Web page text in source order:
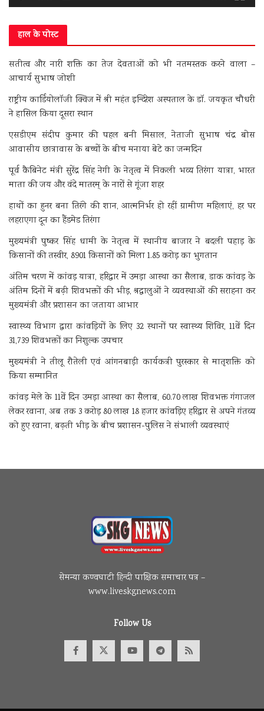
हाल के पोस्ट
सतीत्व और नारी शक्ति का तेज देवताओं को भी नतमस्तक करने वाला –
आचार्य सुभाष जोशी
राष्ट्रीय कार्डियोलॉजी क्विज में श्री महंत इन्दिरेश अस्पताल के डॉ. जयकृत चौधरी
ने हासिल किया दूसरा स्थान
एसडीएम संदीप कुमार की पहल बनी मिसाल, नेताजी सुभाष चंद्र बोस
आवासीय छात्रावास के बच्चों के बीच मनाया बेटे का जन्मदिन
पूर्व कैबिनेट मंत्री सुरेंद्र सिंह नेगी के नेतृत्व में निकली भव्य तिरंगा यात्रा, भारत
माता की जय और वंदे मातरम् के नारों से गूंजा शहर
हाथों का हुनर बना तिरंगे की शान, आत्मनिर्भर हो रहीं ग्रामीण महिलाएं, हर घर
लहराएगा दून का हैंडमेड तिरंगा
मुख्यमंत्री पुष्कर सिंह धामी के नेतृत्व में स्थानीय बाजार ने बदली पहाड़ के
किसानों की तस्वीर, 8901 किसानों को मिला 1.85 करोड़ का भुगतान
अंतिम चरण में कांवड़ यात्रा, हरिद्वार में उमड़ा आस्था का सैलाब, डाक कांवड़ के
अंतिम दिनों में बढ़ी शिवभक्तों की भीड़, श्रद्धालुओं ने व्यवस्थाओं की सराहना कर
मुख्यमंत्री और प्रशासन का जताया आभार
स्वास्थ्य विभाग द्वारा कांवड़ियों के लिए 32 स्थानों पर स्वास्थ्य शिविर, 11वें दिन
31,739 शिवभक्तों का निशुल्क उपचार
मुख्यमंत्री ने तीलू रौतेली एवं आंगनबाड़ी कार्यकत्री पुरस्कार से मातृशक्ति को
किया सम्मानित
कांवड़ मेले के 11वें दिन उमड़ा आस्था का सैलाब, 60.70 लाख शिवभक्त गंगाजल
लेकर रवाना, अब तक 3 करोड़ 80 लाख 18 हजार कांवड़िए हरिद्वार से अपने गंतव्य
को हुए रवाना, बढ़ती भीड़ के बीच प्रशासन-पुलिस ने संभाली व्यवस्थाएं
सेमन्या कण्वघाटी हिन्दी पाक्षिक समाचार पत्र –
www.liveskgnews.com
Follow Us